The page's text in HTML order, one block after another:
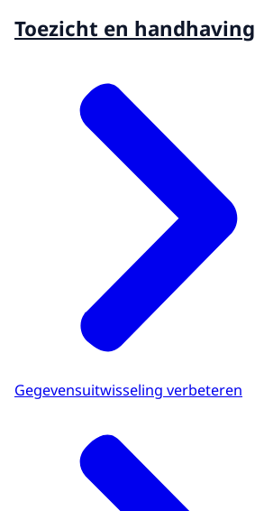
Toezicht en handhaving
Gegevensuitwisseling verbeteren